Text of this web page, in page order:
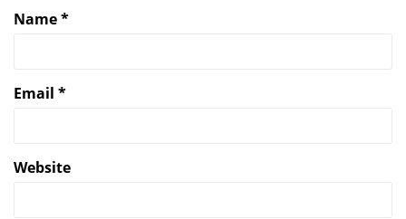
Name*
Email *
Website